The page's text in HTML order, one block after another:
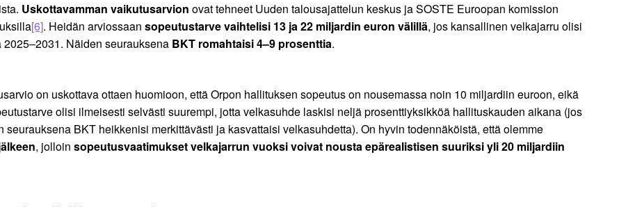
Uskottavamman vaikutusarvion ovat tehneet Uuden talousajattelun keskus ja SOSTE Euroopan komission
[6]. Heidän arviossaan sopeutustarve vaihtelisi 13 ja 22 miljardin euron välillä, jos kansallinen velkajarru olisi
Näiden seurauksena BKT romahtaisi 4–9 prosenttia.
on uskottava ottaen huomioon, että Orpon hallituksen sopeutus on nousemassa noin 10 miljardiin euroon, eikä
olisi ilmeisesti selvästi suurempi, jotta velkasuhde laskisi neljä prosenttiyksikköä hallituskauden aikana (jos
BKT heikkenisi merkittävästi ja kasvattaisi velkasuhdetta). On hyvin todennäköistä, että olemme
, jolloin sopeutusvaatimukset velkajarrun vuoksi voivat nousta epärealistisen suuriksi yli 20 miljardiin